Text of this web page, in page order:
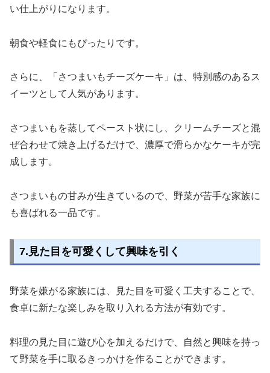
い仕上がりになります。
朝食や軽食にもぴったりです。
さらに、「さつまいもチーズケーキ」は、特別感のあるス
イーツとして人気があります。
さつまいもを蒸してペースト状にし、クリームチーズと混
ぜ合わせて焼き上げるだけで、濃厚で滑らかなケーキが完
成します。
さつまいもの甘みが生きているので、野菜が苦手な家族に
も喜ばれる一品です。
7.見た目を可愛くして興味を引く
野菜を嫌がる家族には、見た目を可愛く工夫することで、
食卓に新たな楽しみを取り入れる方法が有効です。
料理の見た目に遊び心を加えるだけで、自然と興味を持っ
て野菜を手に取るきっかけを作ることができます。